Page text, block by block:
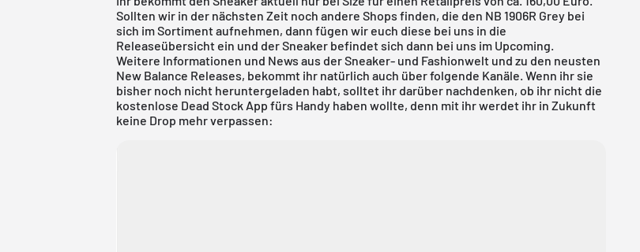
Sollten wir in der nächsten Zeit noch andere Shops finden, die den NB 1906R Grey bei
sich im Sortiment aufnehmen, dann fügen wir euch diese bei uns in die
Releaseübersicht ein und der Sneaker befindet sich dann bei uns im Upcoming
Weitere Informationen und News aus der Sneaker- und Fashionwelt und zu den neusten
New Balance Releases, bekommt ihr natürlich auch über folgende Kanäle. Wenn ihr sie
bisher noch nicht heruntergeladen habt, solltet ihr darüber nachdenken, ob ihr nicht die
kostenlose Dead Stock App fürs Handy haben wollte, denn mit ihr werdet ihr in Zukunft
keine Drop mehr verpassen: